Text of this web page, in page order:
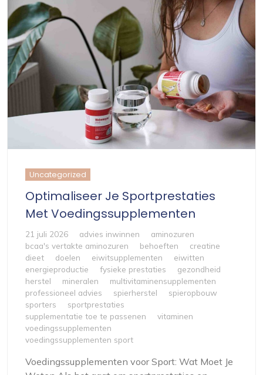
Uncategorized
Optimaliseer Je Sportprestaties
Met Voedingssupplementen
21 juli 2026 advies inwinnen
aminozuren
bcaa's vertakte aminozuren
behoeften
creatine
dieet
doelen eiwitsupplementen
eiwitten
energieproductie
fysieke prestaties
gezondheid
herstel
mineralen
multivitaminensupplementen
professioneel advies
spierherstel
spieropbouw
sporters
sportprestaties
supplementatie toe te passenen
vitaminen
voedingssupplementen
voedingssupplementen sport
Voedingssupplementen voor Sport: Wat Moet Je